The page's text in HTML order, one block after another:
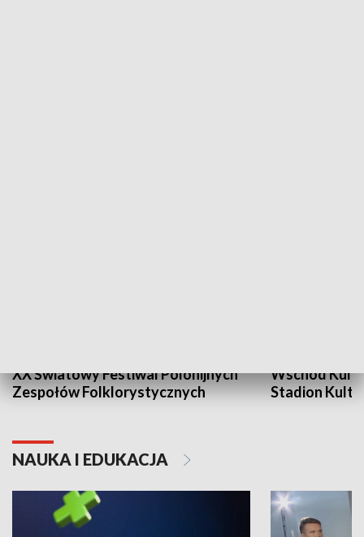
XX Światowy Festiwal Polonijnych
Zespołów Folklorystycznych
Wschód
Stadion
NAUKA I EDUKACJA